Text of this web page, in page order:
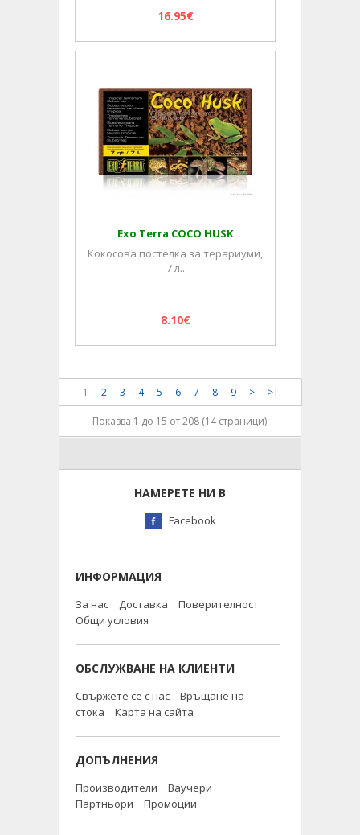
16.95€
Exo Terra COCO HUSK
Кокосова постелка за терариуми,
7 л..
8.10€
1 2 3 4 5 6 7 8 9 > >|
Показва 1 до 15 от 208 (14 страници)
НАМЕРЕТЕ НИ В
Facebook
ИНФОРМАЦИЯ
За нас Доставка
Поверителност
Общи условия
ОБСЛУЖВАНЕ НА КЛИЕНТИ
Свържете се с нас
Връщане на
стока
Карта на сайта
ДОПЪЛНЕНИЯ
Производители
Ваучери
Партньори
Промоции